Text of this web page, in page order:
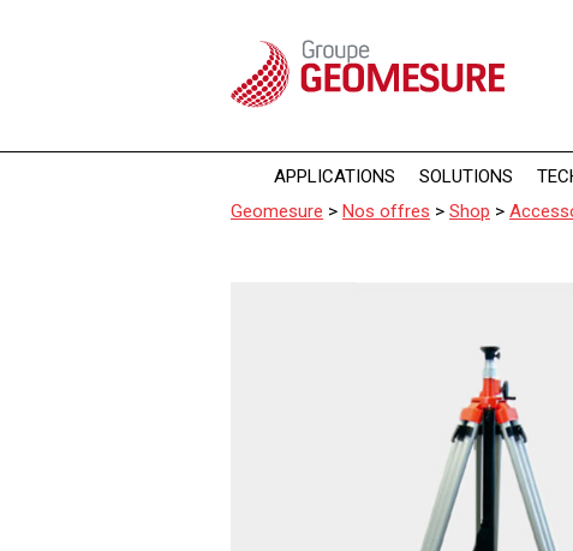
APPLICATIONS SOLUTIONS
Geomesure > Nos offres > Shop >